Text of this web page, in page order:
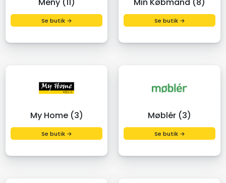
Se butik → Se butik →
My Home (3)
Se butik →
Møblér (3)
Se butik →